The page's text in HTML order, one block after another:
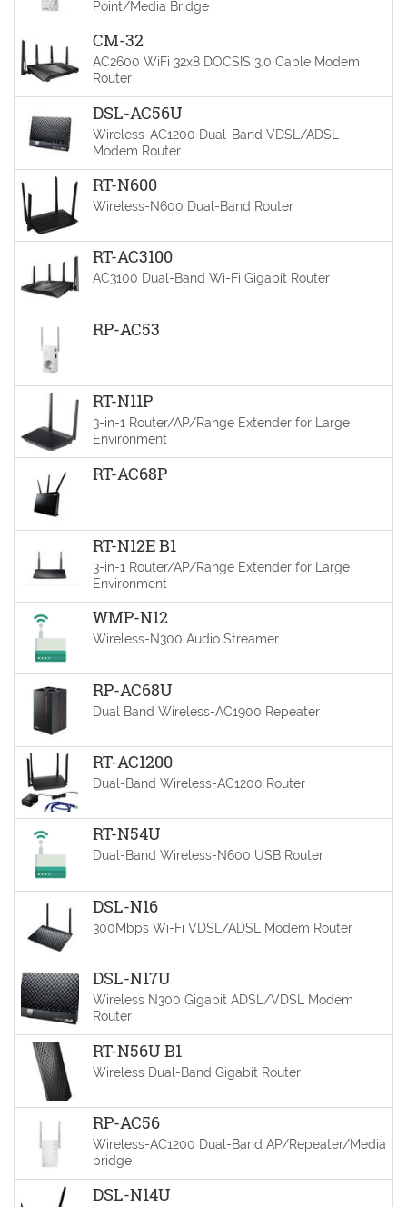
Point/Media Bridge
CM-32
AC2600 WiFi 32x8 DOCSIS 3.0 Cable Modem
Router
DSL-AC56U
Wireless-AC1200 Dual-Band VDSL/ADSL
Modem Router
RT-N600
Wireless-N600 Dual-Band Router
RT-AC3100
AC3100 Dual-Band Wi-Fi Gigabit Router
RP-AC53
RT-N11P
3-in-1 Router/AP/Range Extender for Large
Environment
RT-AC68P
RT-N12E B1
3-in-1 Router/AP/Range Extender for Large
Environment
WMP-N12
Wireless-N300 Audio Streamer
RP-AC68U
Dual Band Wireless-AC1900 Repeater
RT-AC1200
Dual-Band Wireless-AC1200 Router
RT-N54U
Dual-Band Wireless-N600 USB Router
DSL-N16
300Mbps Wi-Fi VDSL/ADSL Modem Router
DSL-N17U
Wireless N300 Gigabit ADSL/VDSL Modem
Router
RT-N56U B1
Wireless Dual-Band Gigabit Router
RP-AC56
Wireless-AC1200 Dual-Band AP/Repeater/Media
bridge
DSL-N14U